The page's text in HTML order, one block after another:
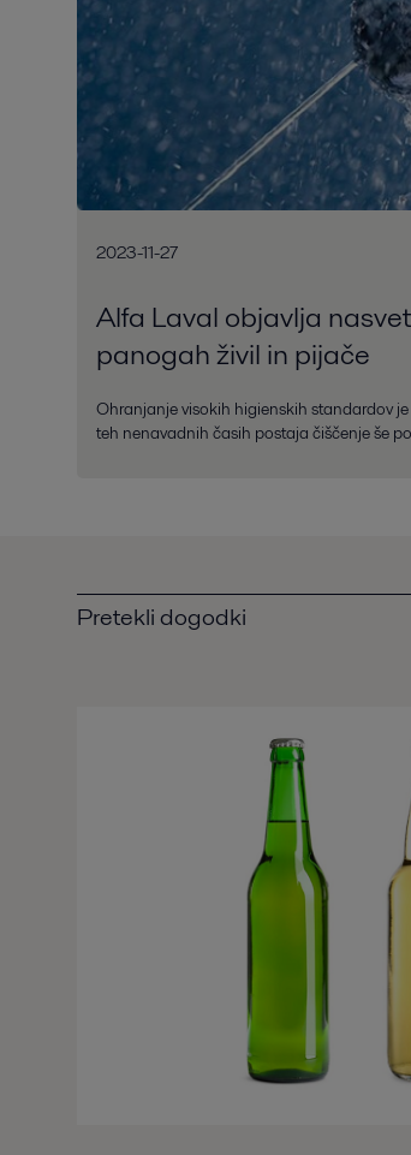
2023-11-27
Alfa Laval objavlja
panogah živil in pijače
Ohranjanje visokih higienskih standardov
teh nenavadnih časih postaja čiščenje še
Pretekli dogodki